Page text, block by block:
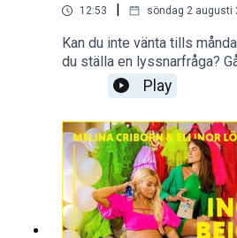
12:53 | söndag 2 augusti
Kan du inte vänta tills
du ställa en lyssnarfråga?
följ Ellinor och Melina
More Than Words
Play